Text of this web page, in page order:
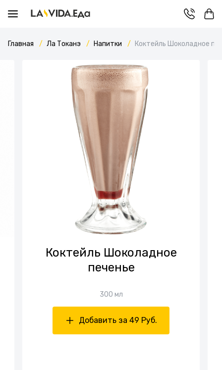
Главная Ла Токанэ Напитки Коктейль Шоколадное
Коктейль Шоколадное
печенье
300 мл
Добавить за 49 Руб.